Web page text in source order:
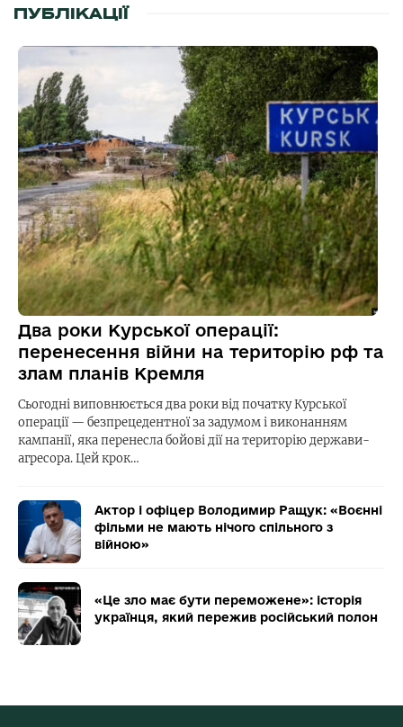
ПУБЛІКАЦІЇ
Два роки Курської операції:
перенесення війни на територію рф та
злам планів Кремля
Сьогодні виповнюється два роки від початку Курської
операції — безпрецедентної за задумом і виконанням
кампанії, яка перенесла бойові дії на територію держави-
агресора. Цей крок…
Актор і офіцер Володимир Ращук: «Воєнні
фільми не мають нічого спільного з
війною»
«Це зло має бути переможене»: історія
українця, який пережив російський полон